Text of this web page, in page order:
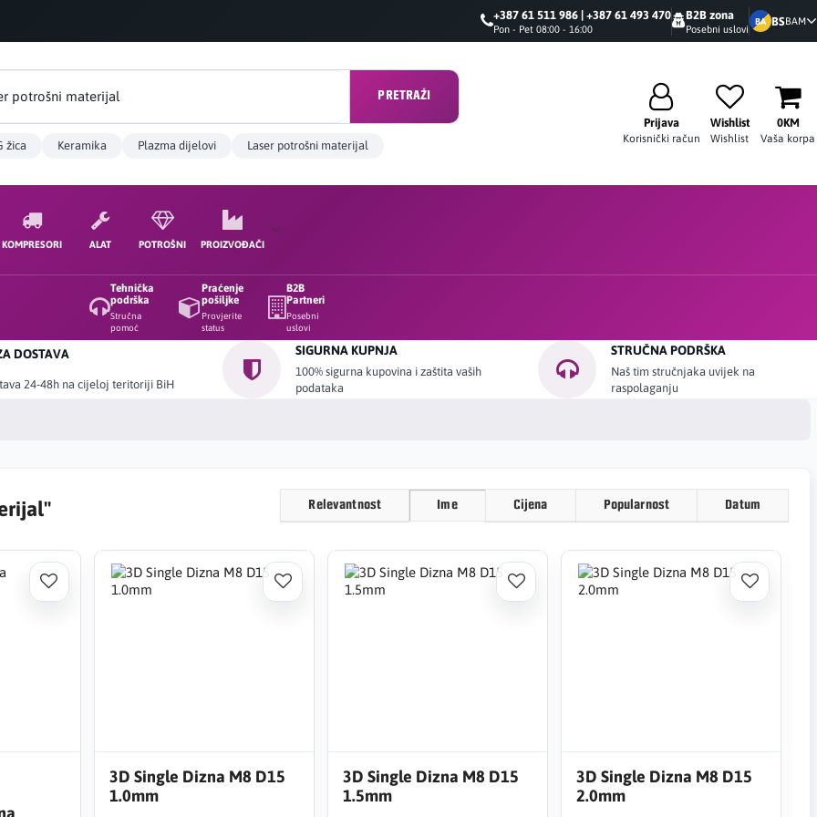
+387 61 511 986 | +387 61 493 470
Pon - Pet 08:00 - 16:00
B2B zona
Posebni uslovi
BA BSBAM
PRETRAŽI
žica Keramika Plazma dijelovi Laser potrošni materijal
Prijava
Korisnički račun
Wishlist
Wishlist
0KM
Vaša korpa
KOMPRESORI ALAT POTROŠNI PROIZVOĐAČI
Tehnička
podrška
Stručna
pomoć
Praćenje
pošiljke
Provjerite
status
B2B
Partneri
Posebni
uslovi
DOSTAVA
24-48h na cijeloj teritoriji BiH
SIGURNA KUPNJA
100% sigurna kupovina i zaštita vaših
podataka
STRUČNA PODRŠKA
Naš tim stručnjaka uvijek na
raspolaganju
Relevantnost Ime Cijena Popularnost Datum
3D Single Dizna M8 D15
1.0mm
3D Single Dizna M8 D15
1.5mm
3D Single Dizna M8 D15
2.0mm